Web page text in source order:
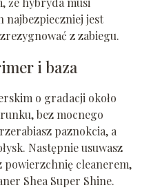
najbezpieczniej jest
z zabiegu.
i baza
o gradacji około
bez mocnego
paznokcia, a
Następnie usuwasz
powierzchnię cleanerem,
Shea Super Shine.